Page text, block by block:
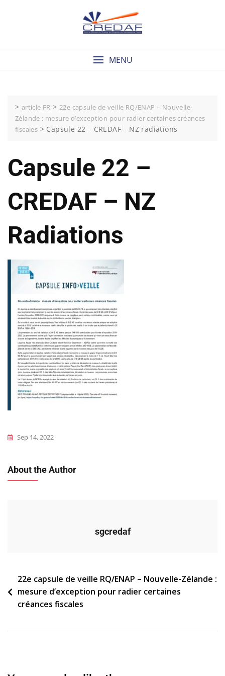
MENU
> article FR >22e capsule de veille RQ/ENAP – Nouvelle-
Zélande : mesure d’exception pour radier certaines créances
fiscales > Capsule 22 – CREDAF – NZ radiations
Capsule 22 –
CREDAF – NZ
Radiations
Sep 14, 2022
About the Author
sgcredaf
Navigation
de
l’article
22e capsule de veille RQ/ENAP – Nouvelle-Zélande :
mesure d’exception pour radier certaines
créances fiscales